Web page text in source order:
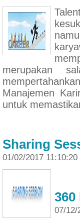
merupakan
Manajemen
untuk
Sharing
01/02/2017 11:10:20
360
07/12/